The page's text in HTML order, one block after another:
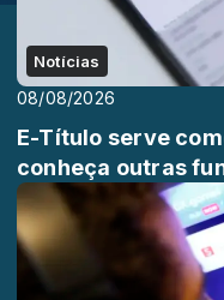
Notícias
08/08/2026
E-Título serve
conheça outras